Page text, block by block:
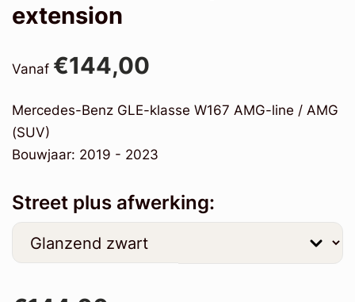
extension
Vanaf €144,00
Mercedes-Benz GLE-klasse W167 AMG-line / AMG
(SUV)
Bouwjaar: 2019 - 2023
Street plus afwerking: